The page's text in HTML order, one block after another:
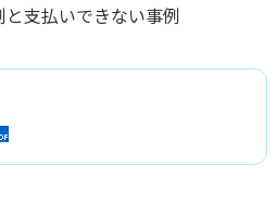
支払いできない事例